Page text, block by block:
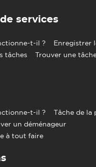
services
t-il ?
Enregistrer
tâches
Trouver une
t-il ?
Tâche de la
un déménageur
à tout faire